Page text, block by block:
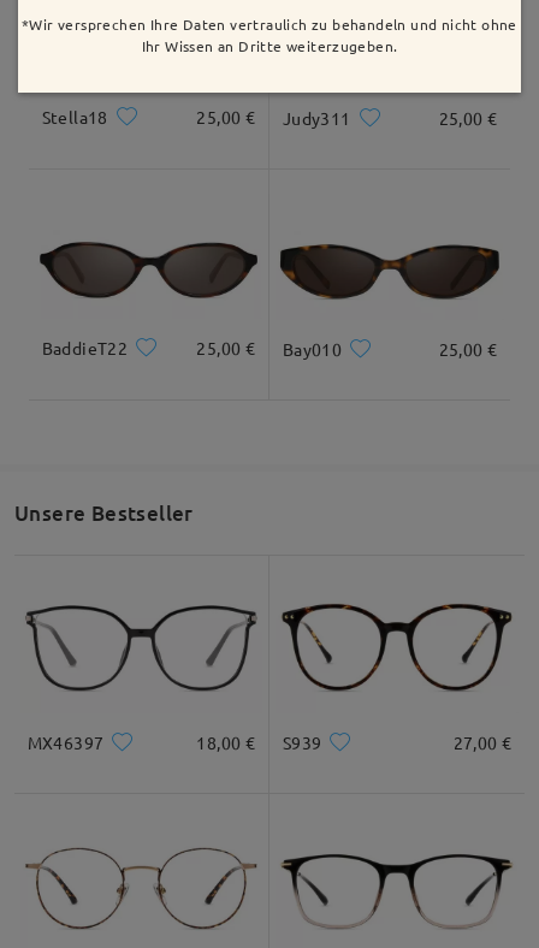
Geliefert
Stella18 25,00 € Judy311 25,00 €
BaddieT22 25,00 € Bay010 25,00 €
Unsere Bestseller
MX46397 18,00 € S939 27,00 €
*Wir versprechen Ihre Daten vertraulich zu behandeln und nicht ohne
Ihr Wissen an Dritte weiterzugeben.